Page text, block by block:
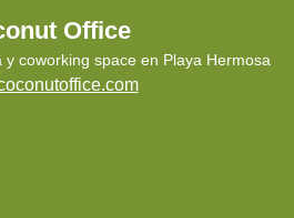
Office
coworking space en Playa Hermosa